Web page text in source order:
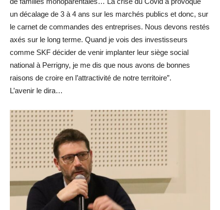
un décalage de 3 à 4 ans sur les marchés publics et donc, sur
le carnet de commandes des entreprises. Nous devons restés
axés sur le long terme. Quand je vois des investisseurs
comme SKF décider de venir implanter leur siège social
national à Perrigny, je me dis que nous avons de bonnes
raisons de croire en l’attractivité de notre territoire”.
L’avenir le dira…